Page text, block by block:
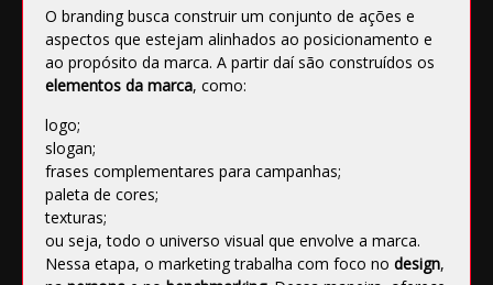
O branding busca construir um conjunto de ações e
aspectos que estejam alinhados ao posicionamento e
ao propósito da marca. A partir daí são construídos os
elementos da marca, como:
logo;
slogan;
frases complementares para campanhas;
paleta de cores;
texturas;
ou seja, todo o universo visual que envolve a marca.
Nessa etapa, o marketing trabalha com foco no design,